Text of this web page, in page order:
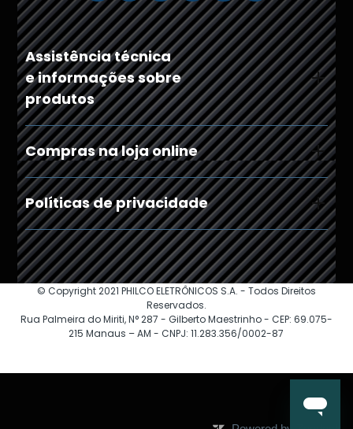
Assistência técnica
e informações sobre
produtos
Compras na loja online
Políticas de privacidade
© Copyright 2021 PHILCO ELETRÔNICOS S.A. - Todos Direitos
Reservados.
Rua Palmeira do Miriti, N° 287 - Gilberto Maestrinho - CEP: 69.075-
215 Manaus – AM - CNPJ: 11.283.356/0002-87